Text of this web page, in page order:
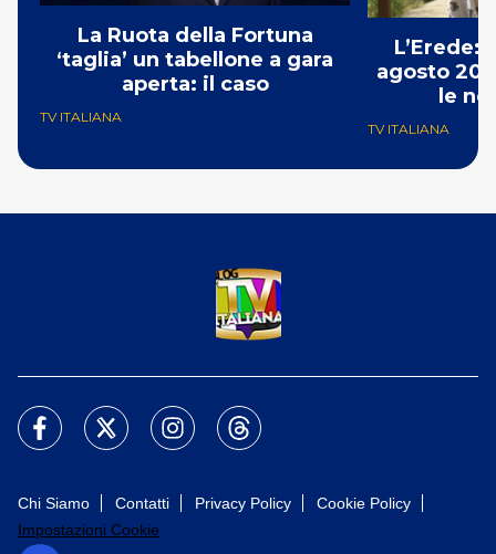
La Ruota della Fortuna
‘taglia’ un tabellone a gara
aperta: il caso
TV ITALIANA
L’Erede:
agosto
le
TV ITALIANA
Chi Siamo Contatti Privacy Policy
Cookie Policy
Impostazioni Cookie